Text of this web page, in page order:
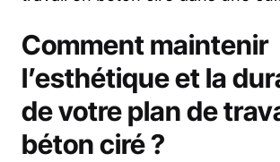
Comment maintenir
l’esthétique et la
de votre plan de
béton ciré ?